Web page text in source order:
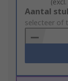
Add
to
Basket
Aantal
selecteer of